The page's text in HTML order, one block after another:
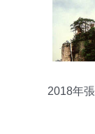
2018年